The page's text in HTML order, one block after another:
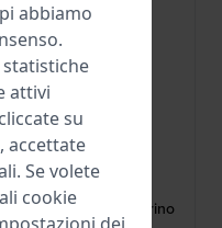
Seiko
L0LL012J0
Seiko 5 20 mm Cinturino
abbiamo
statistiche
attivi
su
accettate
Se volete
cookie